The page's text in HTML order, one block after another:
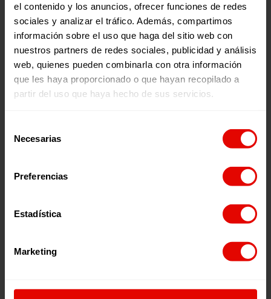
el contenido y los anuncios, ofrecer funciones de redes
sociales y analizar el tráfico. Además, compartimos
información sobre el uso que haga del sitio web con
nuestros partners de redes sociales, publicidad y análisis
web, quienes pueden combinarla con otra información
que les haya proporcionado o que hayan recopilado a
partir del uso que haya hecho de sus servicios.
Necesarias
Preferencias
Estadística
Marketing
HUMANITARIA A
POBLACIONES ÉTNICAS
DESPLAZAMIENTO
CONFINAMIENTO O
MOVILIDAD POR
AL CONFLICTO ARMADO
25 Mayo 2026
Venezuela
PROTECTORAS PARA
MEJORAR LA
CONTINUIDAD Y
UN SISTEMA EDUCATIVO
FRONTERIZAS EN